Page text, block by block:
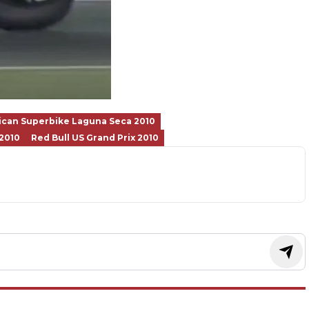
Superbike Laguna Seca 2010
Red Bull US Grand Prix 2010